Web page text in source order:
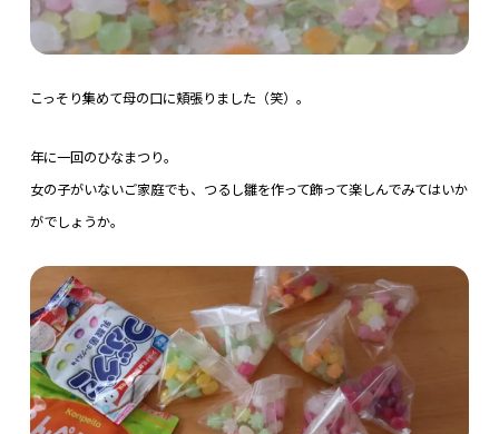
こっそり集めて母の口に頬張りました（笑）。
年に一回のひなまつり。
女の子がいないご家庭でも、つるし雛を作って飾って楽しんでみてはいか
がでしょうか。